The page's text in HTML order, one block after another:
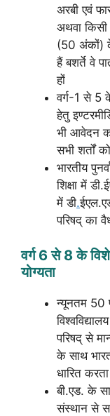
अरबी एवं
अथवा किसी
(50 अंकों)
हैं बशर्ते वे
हों
वर्ग-1 से 5 के
हेतु
भी आवेदन
सभी शर्तों
भारतीय
शिक्षा में
में डी.
परिषद् का
वर्ग 6 से 8 के
योग्यता
न्यूनतम 50
परिषद् से
के साथ
धारित
बी.एड. के
संस्थान से